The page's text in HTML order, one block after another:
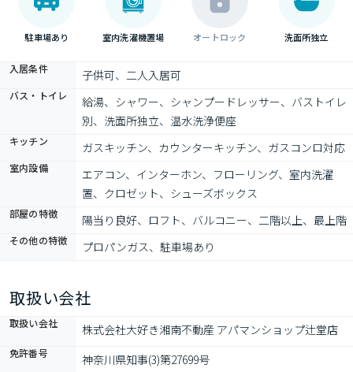
駐車場あり 室内洗濯機置場 オートロック 洗面所独立
入居条件 子供可、二人入居可
バス・トイレ
給湯、シャワー、シャンプードレッサー、バストイレ
別、洗面所独立、温水洗浄便座
キッチン ガスキッチン、カウンターキッチン、ガスコンロ対応
室内設備
エアコン、インターホン、フローリング、室内洗濯
置、クロゼット、シューズボックス
部屋の特徴 陽当り良好、ロフト、バルコニー、二階以上、最上階
その他の特徴 プロパンガス、駐車場あり
取扱い会社
取扱い会社 株式会社大好き湘南不動産 アパマンショップ辻堂店
免許番号 神奈川県知事(3)第27699号